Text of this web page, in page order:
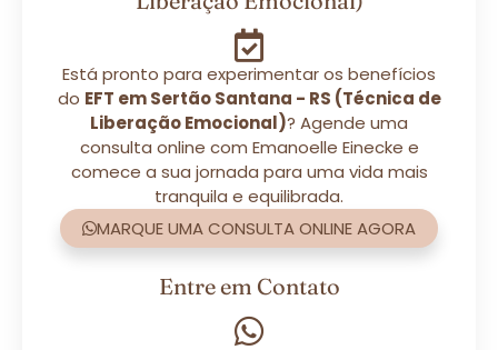
Está pronto para experimentar os benefícios
do EFT em Sertão Santana - RS (Técnica de
Liberação Emocional)? Agende uma
consulta online com Emanoelle Einecke e
comece a sua jornada para uma vida mais
tranquila e equilibrada.
MARQUE UMA CONSULTA ONLINE AGORA
Entre em Contato